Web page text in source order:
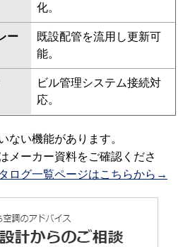
化。
ー
既設配管を流用し更新可
能。
ビル管理システム接続対
応。
ない機能があります。
メーカー資料をご確認くださ
ログ一覧ページはこちらから→